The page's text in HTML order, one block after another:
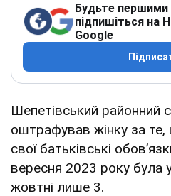
Будьте першими
підпишіться на
Google
Шепетівський районний
оштрафував жінку за
свої батьківські
вересня 2023 року була
жовтні лише 3.